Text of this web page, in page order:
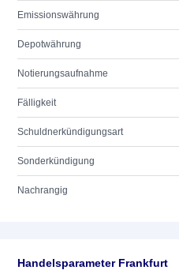
Emissionswährung
Depotwährung
Notierungsaufnahme
Fälligkeit
Schuldnerkündigungsart
Sonderkündigung
Nachrangig
Handelsparameter Frankfurt